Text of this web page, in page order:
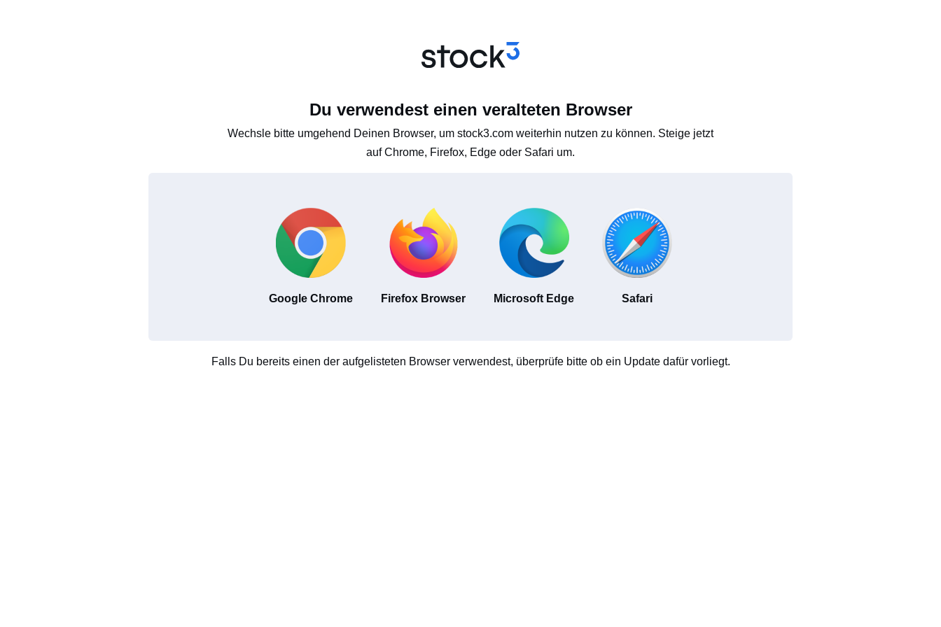
Du verwendest einen veralteten Browser
Wechsle bitte umgehend Deinen Browser, um stock3.com weiterhin nutzen zu können. Steige jetzt
auf Chrome, Firefox, Edge oder Safari um.
Google Chrome Firefox Browser Microsoft Edge Safari
Falls Du bereits einen der aufgelisteten Browser verwendest, überprüfe bitte ob ein Update dafür vorliegt.